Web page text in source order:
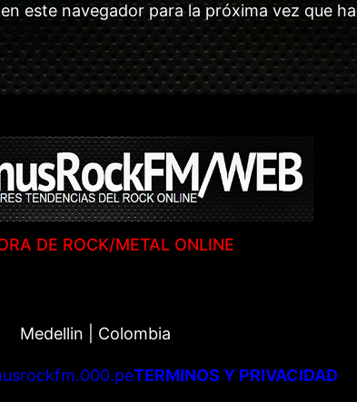
este navegador para la próxima vez que
DE ROCK/METAL ONLINE
Medellin | Colombia
TERMINOS Y PRIVACIDAD